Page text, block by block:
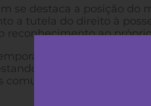
se destaca a posição do
a tutela do direito à
reconhecimento ao
e sobre os
completamente
comunidades de estarem